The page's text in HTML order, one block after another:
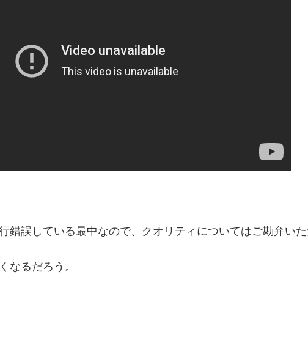
錯誤している最中なので、クオリティについてはご勘弁いた
なるだろう。